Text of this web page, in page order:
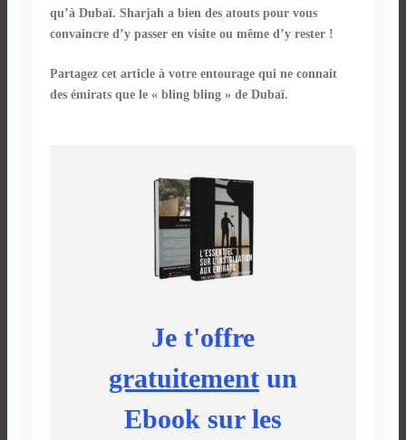
qu’à Dubaï. Sharjah a bien des atouts pour vous
convaincre d’y passer en visite ou même d’y rester !
Partagez cet article à votre entourage qui ne connait
des émirats que le « bling bling » de Dubaï.
Je t'offre
gratuitementun
Ebook sur les